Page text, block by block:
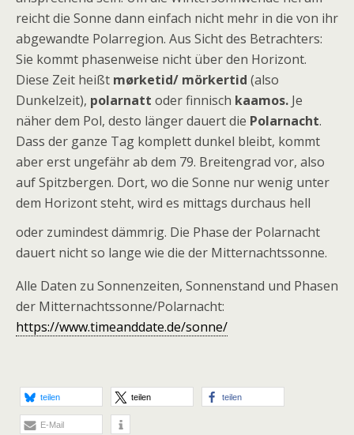
reicht die Sonne dann einfach nicht mehr in die von ihr
abgewandte Polarregion. Aus Sicht des Betrachters:
Sie kommt phasenweise nicht über den Horizont.
Diese Zeit heißt mørketid/ mörkertid (also
Dunkelzeit), polarnatt oder finnisch kaamos. Je
näher dem Pol, desto länger dauert die Polarnacht.
Dass der ganze Tag komplett dunkel bleibt, kommt
aber erst ungefähr ab dem 79. Breitengrad vor, also
auf Spitzbergen. Dort, wo die Sonne nur wenig unter
dem Horizont steht, wird es mittags durchaus hell
oder zumindest dämmrig. Die Phase der Polarnacht
dauert nicht so lange wie die der Mitternachtssonne.
Alle Daten zu Sonnenzeiten, Sonnenstand und Phasen
der Mitternachtssonne/Polarnacht:
https://www.timeanddate.de/sonne/
teilen teilen teilen
E-Mail